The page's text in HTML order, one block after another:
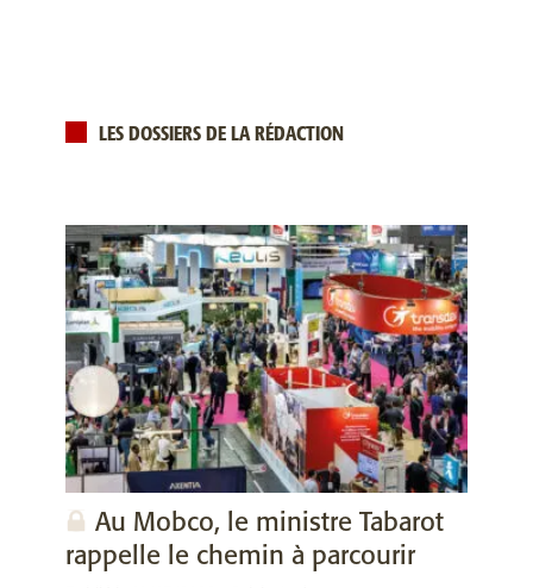
LES DOSSIERS DE LA RÉDACTION
Au Mobco, le ministre Tabarot
rappelle le chemin à parcourir